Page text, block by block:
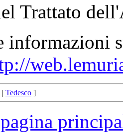
Trattato
informazioni
| Tedesco ]
pagina